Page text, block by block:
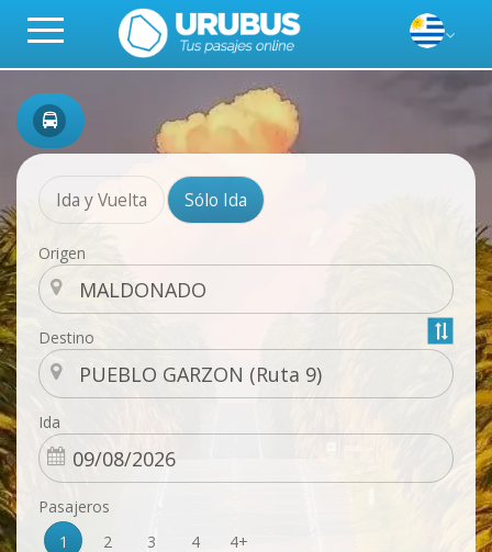
Ida y Vuelta Sólo Ida
Origen
Destino
Ida
Pasajeros
1
2 3 4 4+